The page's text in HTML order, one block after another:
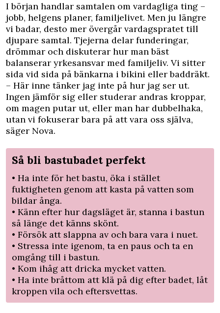
I början handlar samtalen om vardagliga ting –
jobb, helgens planer, familjelivet. Men ju längre
vi badar, desto mer övergår vardagspratet till
djupare samtal. Tjejerna delar funderingar,
drömmar och diskuterar hur man bäst
balanserar yrkesansvar med familjeliv. Vi sitter
sida vid sida på bänkarna i bikini eller baddräkt.
– Här inne tänker jag inte på hur jag ser ut.
Ingen jämför sig eller studerar andras kroppar,
om magen putar ut, eller man har dubbelhaka,
utan vi fokuserar bara på att vara oss själva,
säger Nova.
Så bli bastubadet perfekt
• Ha inte för het bastu, öka i stället
fuktigheten genom att kasta på vatten som
bildar ånga.
• Känn efter hur dagsläget är, stanna i bastun
så länge det känns skönt.
• Försök att slappna av och bara vara i nuet.
• Stressa inte igenom, ta en paus och ta en
omgång till i bastun.
• Kom ihåg att dricka mycket vatten.
• Ha inte bråttom att klä på dig efter badet, låt
kroppen vila och eftersvettas.